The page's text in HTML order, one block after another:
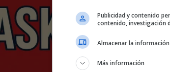
Publicidad y contenido
contenido, investigación
Almacenar la
Más información